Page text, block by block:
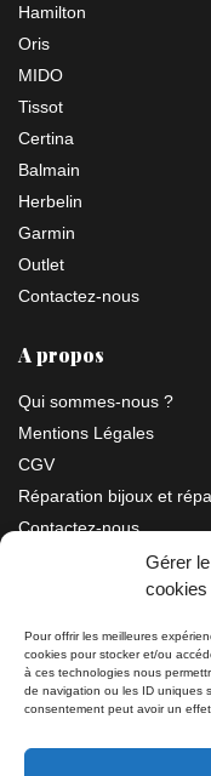
Gérer
cookies
Pour offrir les meilleures
cookies pour stocker et/ou
à ces technologies nous
de navigation ou les ID uniques
consentement peut avoir un
Hamilton
Oris
MIDO
Tissot
Certina
Balmain
Herbelin
Garmin
Outlet
Contactez-nous
A propos
Qui sommes-nous ?
Mentions Légales
CGV
Réparation bijoux et
Contactez-nous
Information
Bijouterie SIAUD